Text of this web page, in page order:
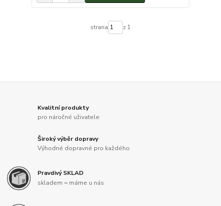
strana z 1
Kvalitní produkty
pro náročné uživatele
Široký výběr dopravy
Výhodné dopravné pro každého
Pravdivý SKLAD
skladem = máme u nás